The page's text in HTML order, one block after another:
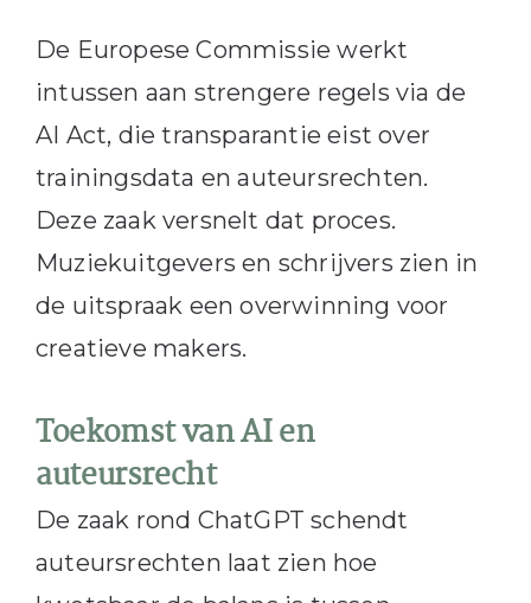
De Europese Commissie werkt
intussen aan strengere regels via de
AI Act, die transparantie eist over
trainingsdata en auteursrechten.
Deze zaak versnelt dat proces.
Muziekuitgevers en schrijvers zien in
de uitspraak een overwinning voor
creatieve makers.
Toekomst van AI en
auteursrecht
De zaak rond ChatGPT schendt
auteursrechten laat zien hoe